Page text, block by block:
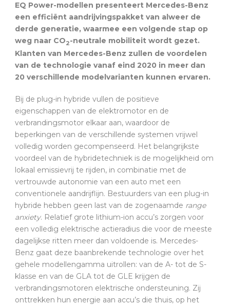
EQ Power-modellen presenteert Mercedes-Benz
een efficiënt aandrijvingspakket van alweer de
derde generatie, waarmee een volgende stap op
weg naar CO2-neutrale mobiliteit wordt gezet.
Klanten van Mercedes-Benz zullen de voordelen
van de technologie vanaf eind 2020 in meer dan
20 verschillende modelvarianten kunnen ervaren.
Bij de plug-in hybride vullen de positieve
eigenschappen van de elektromotor en de
verbrandingsmotor elkaar aan, waardoor de
beperkingen van de verschillende systemen vrijwel
volledig worden gecompenseerd. Het belangrijkste
voordeel van de hybridetechniek is de mogelijkheid om
lokaal emissievrij te rijden, in combinatie met de
vertrouwde autonomie van een auto met een
conventionele aandrijflijn. Bestuurders van een plug-in
hybride hebben geen last van de zogenaamde range
anxiety. Relatief grote lithium-ion accu’s zorgen voor
een volledig elektrische actieradius die voor de meeste
dagelijkse ritten meer dan voldoende is. Mercedes-
Benz gaat deze baanbrekende technologie over het
gehele modellengamma uitrollen: van de A- tot de S-
klasse en van de GLA tot de GLE krijgen de
verbrandingsmotoren elektrische ondersteuning. Zij
onttrekken hun energie aan accu’s die thuis, op het